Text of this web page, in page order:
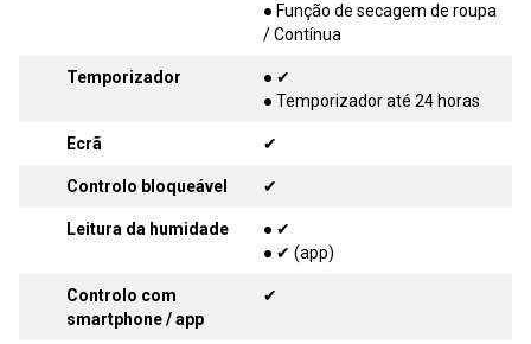
● Função de secagem de roupa
/ Contínua
Temporizador
● ✔
● Temporizador até 24 horas
Ecrã ✔
Controlo bloqueável ✔
Leitura da humidade
● ✔
● ✔ (app)
Controlo com
smartphone / app
✔